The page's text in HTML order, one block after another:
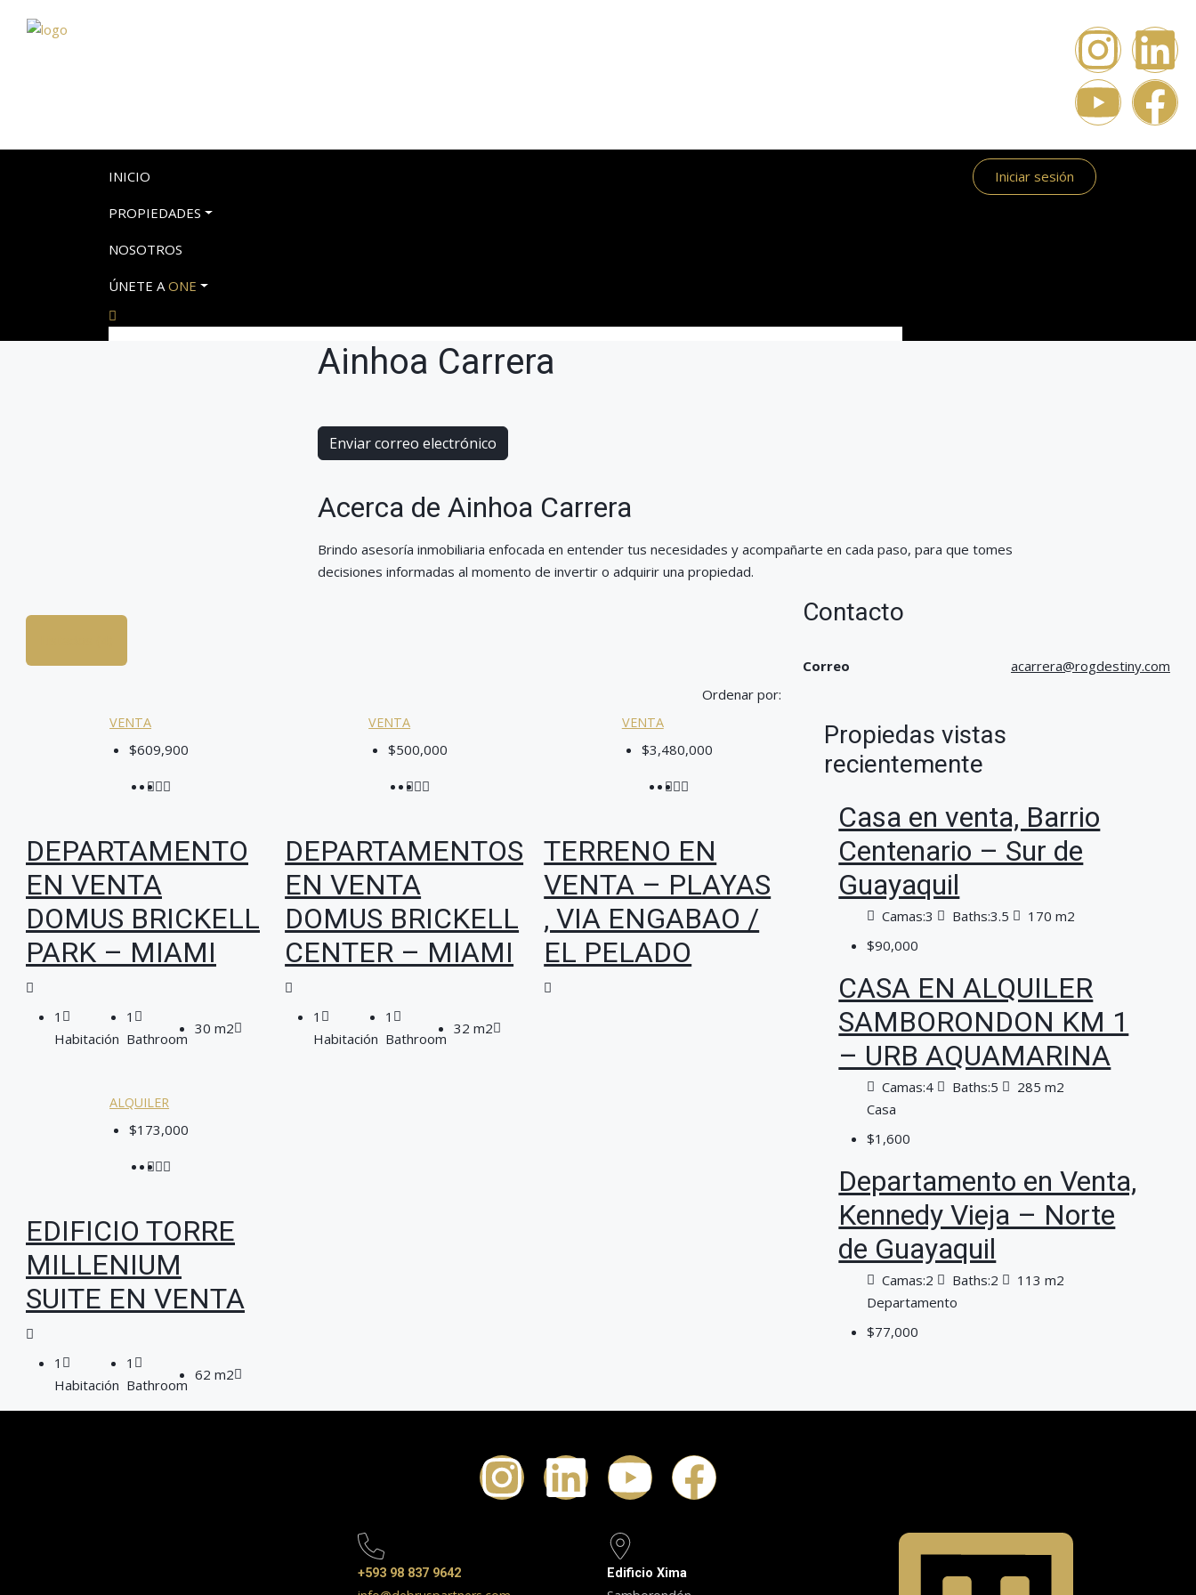
INICIO
PROPIEDADES
NOSOTROS
ÚNETE AONE
Iniciar sesión
Ainhoa Carrera
Enviar correo electrónico
Acerca de Ainhoa Carrera
Brindo asesoría inmobiliaria enfocada en entender tus necesidades y acompañarte en cada paso, para que tomes
decisiones informadas al momento de invertir o adquirir una propiedad.
Ordenar por:
VENTA
$609,900
DEPARTAMENTO
EN VENTA
DOMUS BRICKELL
PARK – MIAMI
1
Habitación
1
Bathroom
30 m2
VENTA
$500,000
DEPARTAMENTOS
EN VENTA
DOMUS BRICKELL
CENTER – MIAMI
1
Habitación
1
Bathroom
32 m2
VENTA
$3,480,000
TERRENO EN
VENTA – PLAYAS
, VIA ENGABAO /
EL PELADO
ALQUILER
$173,000
EDIFICIO TORRE
MILLENIUM
SUITE EN VENTA
1
Habitación
1
Bathroom
62 m2
Contacto
Correo acarrera@rogdestiny.com
Propiedas vistas
recientemente
Casa en venta, Barrio
Centenario – Sur de
Guayaquil
Camas:3 Baths:3.5
170 m2
$90,000
CASA EN ALQUILER
SAMBORONDON KM 1
– URB AQUAMARINA
Camas:4 Baths:5
285 m2
Casa
$1,600
Departamento en Venta,
Kennedy Vieja – Norte
de Guayaquil
Camas:2 Baths:2
113 m2
Departamento
$77,000
+593 98 837 9642 Edificio Xima